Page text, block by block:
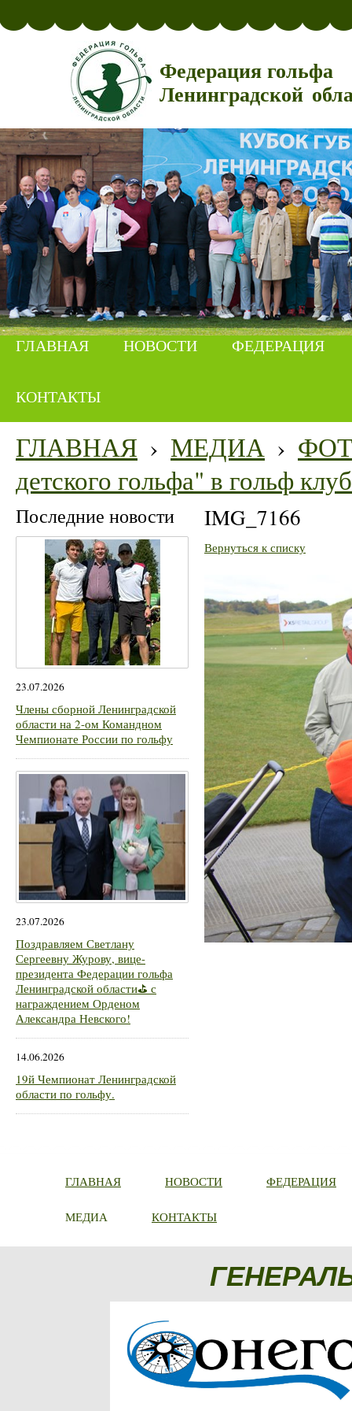
Федерация гольфа
Ленинградской
ГЛАВНАЯ НОВОСТИ ФЕДЕРАЦИЯ
КОНТАКТЫ
ГЛАВНАЯ › МЕДИА ›
детского гольфа" в гольф
Последние новости
23.07.2026
Члены сборной Ленинградской
области на 2-ом Командном
Чемпионате России по гольфу
23.07.2026
Поздравляем Светлану
Сергеевну Журову, вице-
президента Федерации гольфа
Ленинградской области⛳ с
награждением Орденом
Александра Невского!
14.06.2026
19й Чемпионат Ленинградской
области по гольфу.
IMG_7166
Вернуться к списку
ГЛАВНАЯ НОВОСТИ ФЕДЕРАЦИЯ
МЕДИА КОНТАКТЫ